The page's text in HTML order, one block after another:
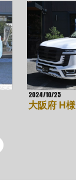
2024/10/25
大阪府 H様